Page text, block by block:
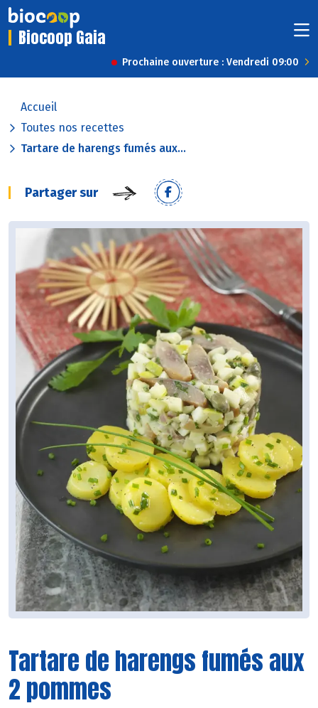
Biocoop Gaia
Prochaine ouverture : Vendredi 09:00
Accueil
Toutes nos recettes
Tartare de harengs fumés aux...
Partager sur
Tartare de harengs fumés aux
2 pommes